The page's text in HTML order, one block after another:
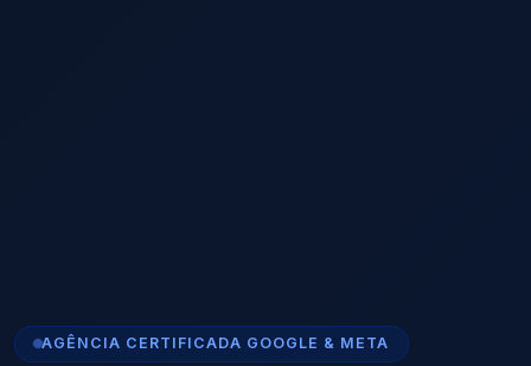
AGÊNCIA CERTIFICADA GOOGLE & META